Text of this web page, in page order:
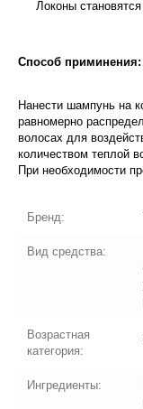
Локоны
Способ приминения:
Нанести шампунь на
равномерно
волосах для
количеством теплой
При необходимости
Бренд:
Вид средства:
Возрастная
категория:
Ингредиенты: